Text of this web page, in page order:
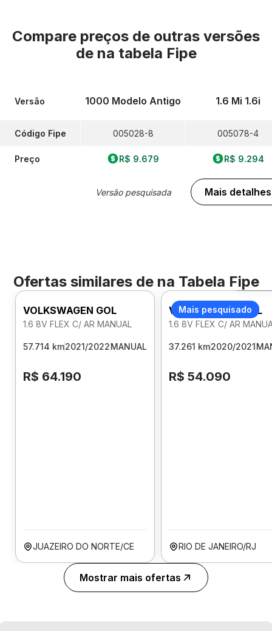
Compare preços de outras versões
de na tabela Fipe
Versão
Código Fipe
Preço
1000 Modelo Antigo
005028-8
R$ 9.679
Versão pesquisada
1.6 Mi 1.6i
005078-4
R$ 9.294
Mais detalhes
Ofertas similares de na Tabela Fipe
VOLKSWAGEN GOL
1.6 8V FLEX C/ AR MANUAL
57.714 km2021/2022MANUAL
R$ 64.190
JUAZEIRO DO NORTE/CE
Mais pesquisado
Foto
VOLKSWAGEN GOL
1.6 8V FLEX C/ AR
37.261 km2020/2021
R$ 54.090
RIO DE JANEIRO/RJ
Mostrar mais ofertas